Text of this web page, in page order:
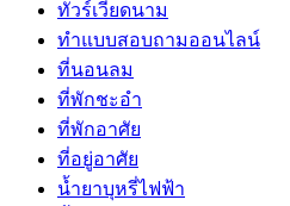
ทัวร์เวียดนาม
ทำแบบสอบถามออนไลน์
ที่นอนลม
ที่พักชะอำ
ที่พักอาศัย
ที่อยู่อาศัย
น้ำยาบุหรี่ไฟฟ้า